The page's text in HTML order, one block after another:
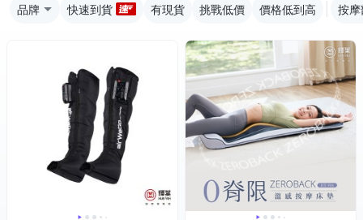
品牌 快速到貨 有現貨 挑戰低價 價格低到高 按